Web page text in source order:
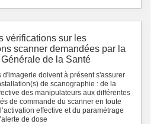
vérifications sur les
scanner demandées par la
de la Santé
d'imagerie doivent à présent s'assurer
de scanographie : de la
des manipulateurs aux différentes
de commande du scanner en toute
effective et du paramétrage
de dose